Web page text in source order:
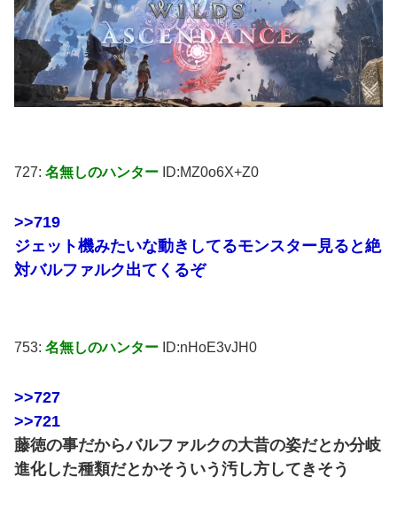
727: 名無しのハンター ID:MZ0o6X+Z0
>>719
ジェット機みたいな動きしてるモンスター見ると絶
対バルファルク出てくるぞ
753: 名無しのハンター ID:nHoE3vJH0
>>727
>>721
藤徳の事だからバルファルクの大昔の姿だとか分岐
進化した種類だとかそういう汚し方してきそう